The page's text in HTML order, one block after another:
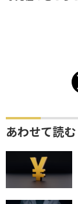
あわせて読む